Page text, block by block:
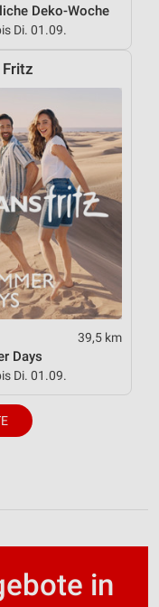
Deko-Woche
Di. 01.09.
39,5 km
Days
Di. 01.09.
in